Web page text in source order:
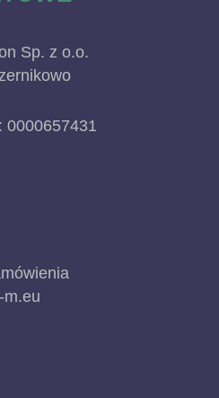
Sp. z o.o.
0000657431
m.eu